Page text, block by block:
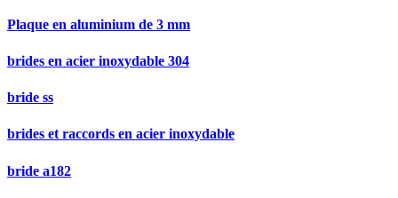
Plaque en aluminium de 3 mm
brides en acier inoxydable 304
bride ss
brides et raccords en acier inoxydable
bride a182